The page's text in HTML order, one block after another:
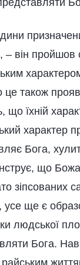
– він
це також
що їхній
характер
Бога,
що
зіпсованих
ще є
людської
Бога.